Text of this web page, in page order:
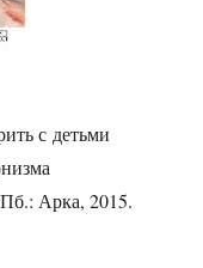
с детьми
Арка, 2015.